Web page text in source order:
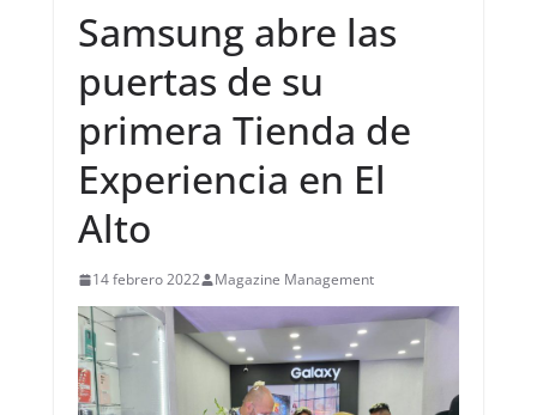
Samsung abre las
puertas de su
primera Tienda de
Experiencia en El
Alto
14 febrero 2022 Magazine Management